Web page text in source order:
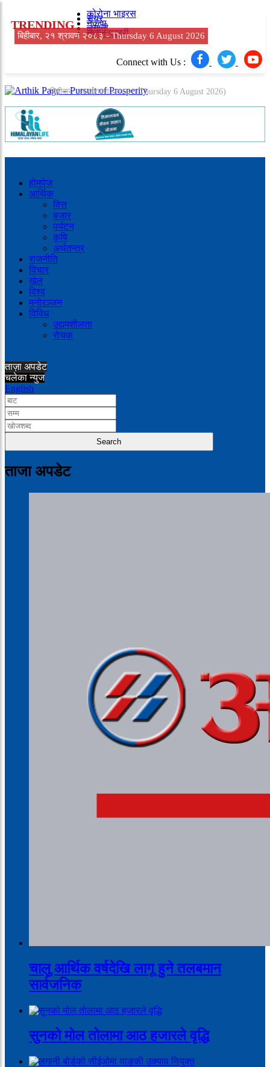
TRENDING
कोरोना भाइरस
सेयर
नेकपा
लगानी
नेपाल प्रहरी
Connect with Us :
बिहीबार, २१ श्रावण २०८३ (Thursday 6 August 2026)
बिहीबार, २१ श्रावण २०८३ -Thursday 6 August 2026
होमपेज
आर्थिक
वित्त
बजार
पर्यटन
कृषि
अर्थतन्त्र
राजनीति
विचार
खेल
विश्व
मनोरञ्जन
विविध
उद्यमशीलता
रोचक
ताज़ा अपडेट
चलेका न्युज
English
ताजा अपडेट
चालु आर्थिक वर्षदेखि लागू हुने तलबमान
सार्वजनिक
सुनको मोल तोलामा आठ हजारले वृद्धि